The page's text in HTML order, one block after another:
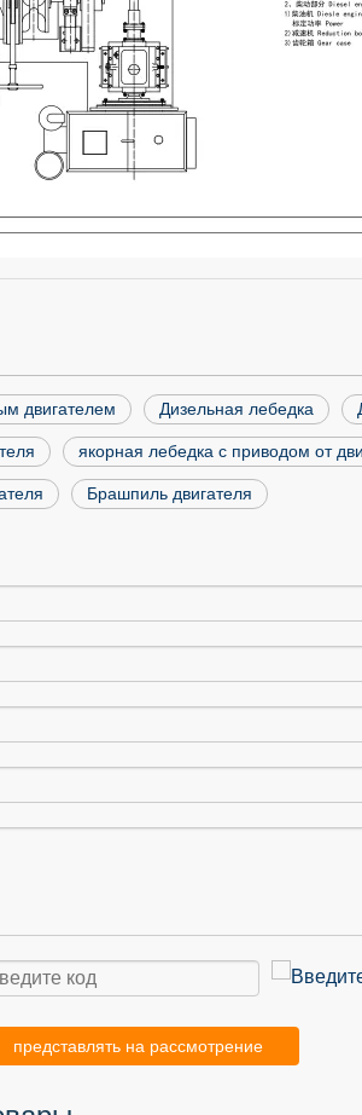
двигателем Дизельная лебедка
якорная лебедка с приводом от
Брашпиль двигателя
представлять на рассмотрение